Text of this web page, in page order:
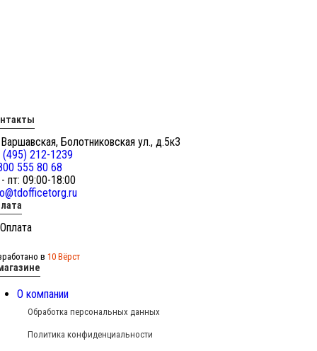
Болотниковская ул., д.5к3
(495) 212-1239
555 80 68
пт: 09:00-18:00
в 10 Вёрст
О компании
Обработка персональных данных
Политика конфиденциальности